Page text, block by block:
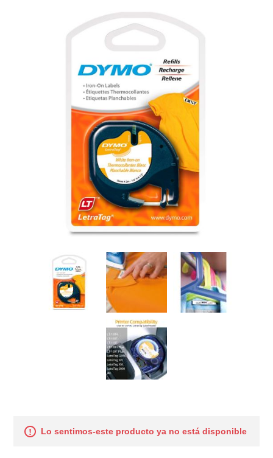
Lo sentimos-este producto ya no está disponible